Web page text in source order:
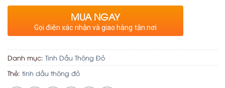
MUA NGAY
Gọi điện xác nhận và giao hàng tận nơi
Danh mục: Tinh Dầu Thông Đỏ
Thẻ: tinh dầu thông đỏ